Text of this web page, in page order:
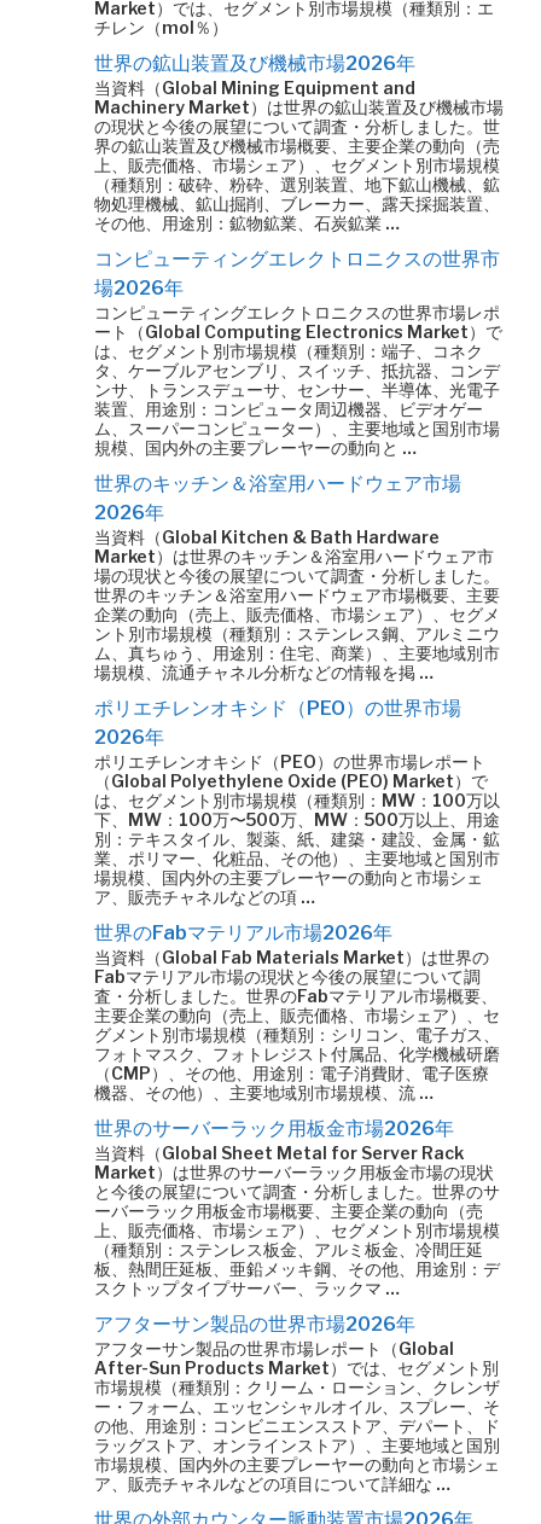
Market）では、セグメント別市場規模（種類別：エ
チレン（mol％）
世界の鉱山装置及び機械市場2026年
当資料（Global Mining Equipment and
Machinery Market）は世界の鉱山装置及び機械市場
の現状と今後の展望について調査・分析しました。世
界の鉱山装置及び機械市場概要、主要企業の動向（売
上、販売価格、市場シェア）、セグメント別市場規模
（種類別：破砕、粉砕、選別装置、地下鉱山機械、鉱
物処理機械、鉱山掘削、ブレーカー、露天採掘装置、
その他、用途別：鉱物鉱業、石炭鉱業 …
コンピューティングエレクトロニクスの世界市
場2026年
コンピューティングエレクトロニクスの世界市場レポ
ート（Global Computing Electronics Market）で
は、セグメント別市場規模（種類別：端子、コネク
タ、ケーブルアセンブリ、スイッチ、抵抗器、コンデ
ンサ、トランスデューサ、センサー、半導体、光電子
装置、用途別：コンピュータ周辺機器、ビデオゲー
ム、スーパーコンピューター）、主要地域と国別市場
規模、国内外の主要プレーヤーの動向と …
世界のキッチン＆浴室用ハードウェア市場
2026年
当資料（Global Kitchen & Bath Hardware
Market）は世界のキッチン＆浴室用ハードウェア市
場の現状と今後の展望について調査・分析しました。
世界のキッチン＆浴室用ハードウェア市場概要、主要
企業の動向（売上、販売価格、市場シェア）、セグメ
ント別市場規模（種類別：ステンレス鋼、アルミニウ
ム、真ちゅう、用途別：住宅、商業）、主要地域別市
場規模、流通チャネル分析などの情報を掲 …
ポリエチレンオキシド（PEO）の世界市場
2026年
ポリエチレンオキシド（PEO）の世界市場レポート
（Global Polyethylene Oxide (PEO) Market）で
は、セグメント別市場規模（種類別：MW：100万以
下、MW：100万〜500万、MW：500万以上、用途
別：テキスタイル、製薬、紙、建築・建設、金属・鉱
業、ポリマー、化粧品、その他）、主要地域と国別市
場規模、国内外の主要プレーヤーの動向と市場シェ
ア、販売チャネルなどの項 …
世界のFabマテリアル市場2026年
当資料（Global Fab Materials Market）は世界の
Fabマテリアル市場の現状と今後の展望について調
査・分析しました。世界のFabマテリアル市場概要、
主要企業の動向（売上、販売価格、市場シェア）、セ
グメント別市場規模（種類別：シリコン、電子ガス、
フォトマスク、フォトレジスト付属品、化学機械研磨
（CMP）、その他、用途別：電子消費財、電子医療
機器、その他）、主要地域別市場規模、流 …
世界のサーバーラック用板金市場2026年
当資料（Global Sheet Metal for Server Rack
Market）は世界のサーバーラック用板金市場の現状
と今後の展望について調査・分析しました。世界のサ
ーバーラック用板金市場概要、主要企業の動向（売
上、販売価格、市場シェア）、セグメント別市場規模
（種類別：ステンレス板金、アルミ板金、冷間圧延
板、熱間圧延板、亜鉛メッキ鋼、その他、用途別：デ
スクトップタイプサーバー、ラックマ …
アフターサン製品の世界市場2026年
アフターサン製品の世界市場レポート（Global
After-Sun Products Market）では、セグメント別
市場規模（種類別：クリーム・ローション、クレンザ
ー・フォーム、エッセンシャルオイル、スプレー、そ
の他、用途別：コンビニエンスストア、デパート、ド
ラッグストア、オンラインストア）、主要地域と国別
市場規模、国内外の主要プレーヤーの動向と市場シェ
ア、販売チャネルなどの項目について詳細な …